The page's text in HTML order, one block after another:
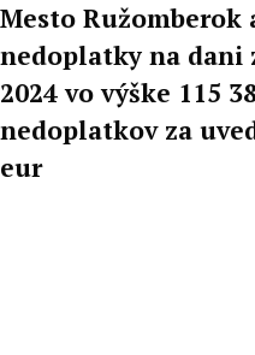
Mesto
nedoplatky na
2024 vo výške 115
nedoplatkov za
eur